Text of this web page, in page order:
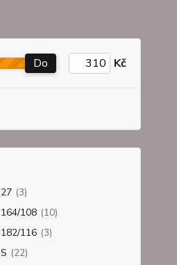
Do Kč
27 (3)
164/108 (10)
182/116 (3)
S (22)